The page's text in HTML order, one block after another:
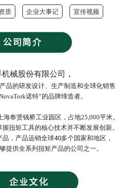
质 企业大事记 宣传视频
械股份有限公司，
品的研发设计、生产制造和全球化销售
诺特”的品牌缔造者。
奉贤钱桥工业园区，占地25,000平米。
扭矩工具的核心技术并不断发展创新。
，产品远销全球40多个国家和地区，
提供全系列扭矩产品的公司之一。